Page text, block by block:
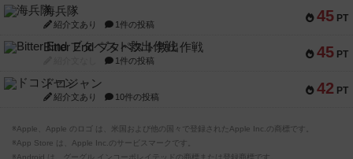
45 PT
海兵隊
紹介文あり 1件の投稿
45 PT
Bitter End ブタペスト救出作戦
1件の投稿
42 PT
ドコジャン
紹介文あり 10件の投稿
※Apple、Apple のロゴ は、米国および他の国々で登録されたApple Inc.の商標です。
※App Store は、Apple Inc.のサービスマークです。
※Android は、グーグル インコーポレイテッドの商標または登録商標です。